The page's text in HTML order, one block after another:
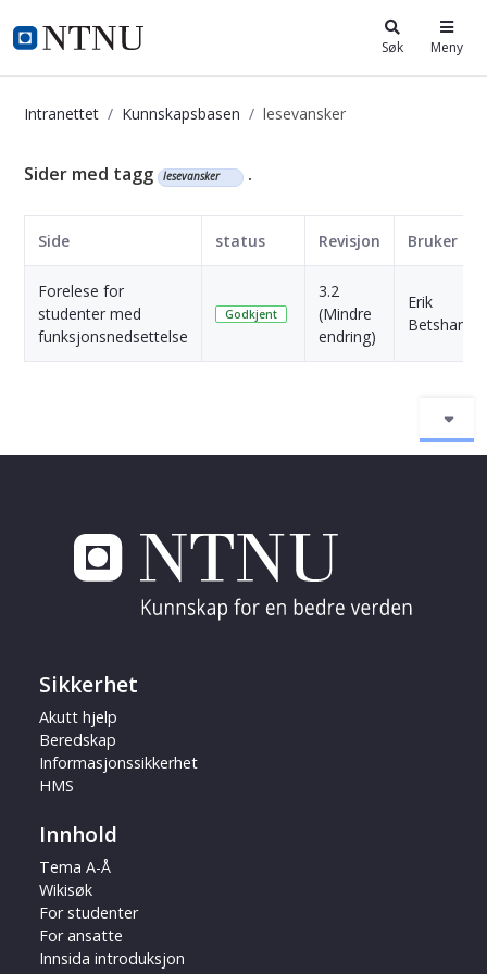
i.ntnu.no Søk Meny
Intranettet Kunnskapsbasen lesevansker
Kunnskapsbasen
Sider med tagg lesevansker .
Side status Revisjon Bruker
Forelese for
studenter med
funksjonsnedsettelse
Godkjent
3.2
(Mindre
endring)
Erik
Sikkerhet
Akutt hjelp
Beredskap
Informasjonssikkerhet
HMS
Innhold
Tema A-Å
Wikisøk
For studenter
For ansatte
Innsida introduksjon